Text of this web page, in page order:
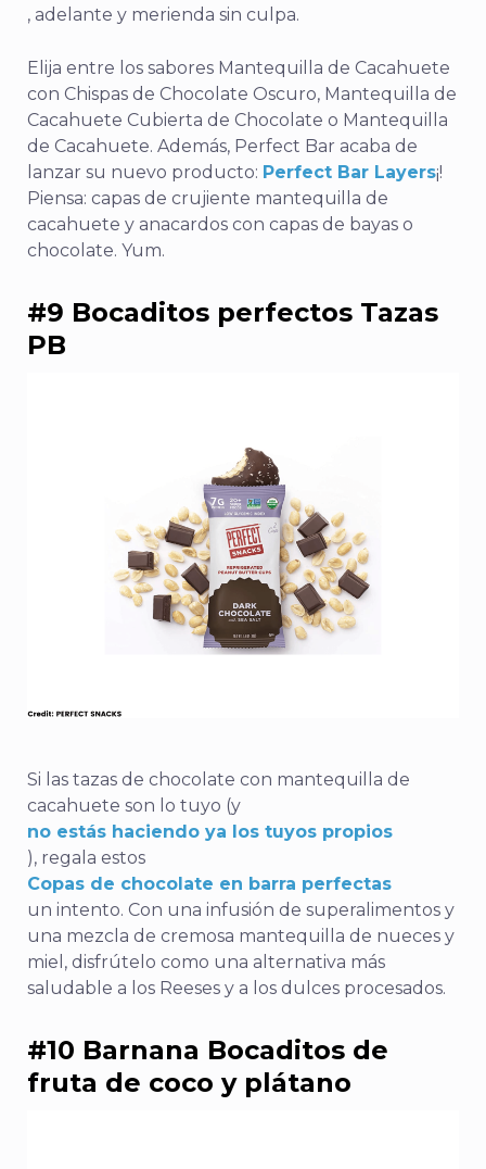
, adelante y merienda sin culpa.
Elija entre los sabores Mantequilla de Cacahuete
con Chispas de Chocolate Oscuro, Mantequilla de
Cacahuete Cubierta de Chocolate o Mantequilla
de Cacahuete. Además, Perfect Bar acaba de
lanzar su nuevo producto: Perfect Bar Layers¡!
Piensa: capas de crujiente mantequilla de
cacahuete y anacardos con capas de bayas o
chocolate. Yum.
#9 Bocaditos perfectos Tazas
PB
Si las tazas de chocolate con mantequilla de
cacahuete son lo tuyo (y
no estás haciendo ya los tuyos propios
), regala estos
Copas de chocolate en barra perfectas
un intento. Con una infusión de superalimentos y
una mezcla de cremosa mantequilla de nueces y
miel, disfrútelo como una alternativa más
saludable a los Reeses y a los dulces procesados.
#10 Barnana Bocaditos de
fruta de coco y plátano